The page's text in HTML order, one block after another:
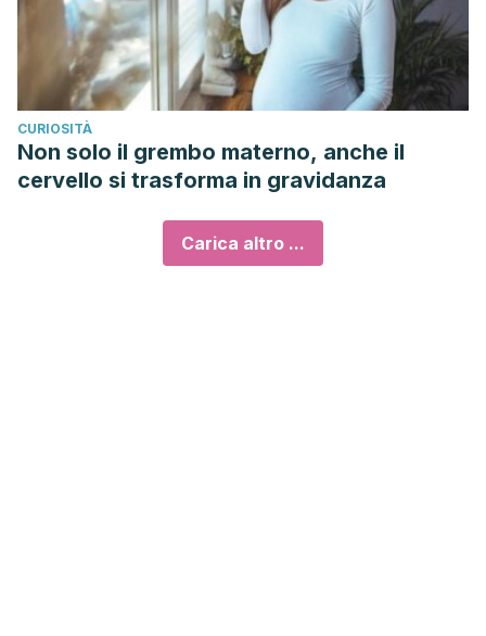
CURIOSITÀ
Non solo il grembo materno, anche il
cervello si trasforma in gravidanza
Carica altro ...